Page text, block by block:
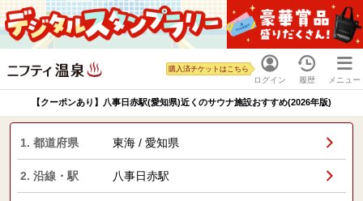
ログイン
購入済チケットはこちら
履歴 メニュー
【クーポンあり】八事日赤駅(愛知県)近くのサウナ施設おすすめ(2026年版)
1. 都道府県 東海 / 愛知県
2. 沿線・駅 八事日赤駅